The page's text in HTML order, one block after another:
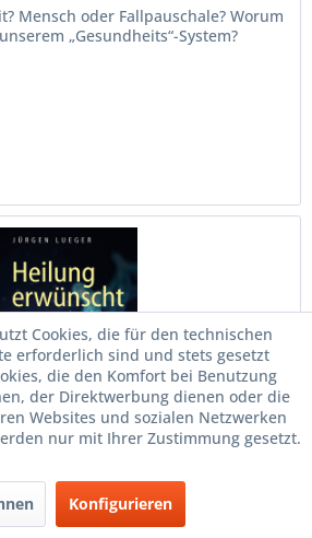
Mensch oder Fallpauschale? Worum
„Gesundheits“-System?
Gesundheit, …weil Gesundheit und
Cookies, die für den technischen
erforderlich sind und stets gesetzt
die den Komfort bei Benutzung
der Direktwerbung dienen oder die
Websites und sozialen Netzwerken
nur mit Ihrer Zustimmung gesetzt.
Konfigurieren